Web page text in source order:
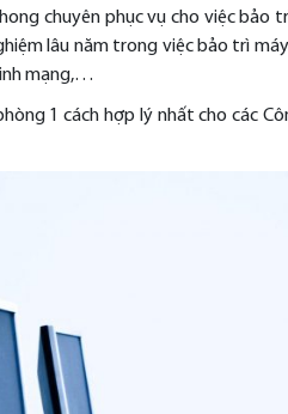
chuyên phục vụ cho việc bảo
lâu năm trong việc bảo trì
mạng,…
1 cách hợp lý nhất cho các